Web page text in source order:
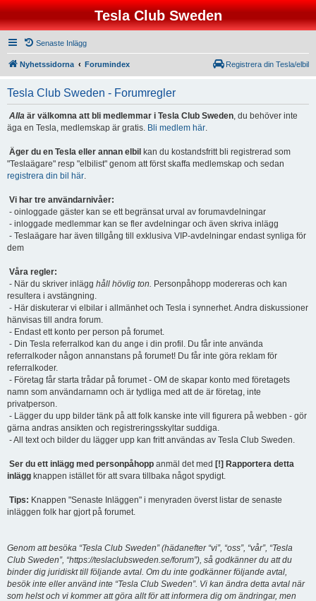
Tesla Club Sweden
Senaste Inlägg
Nyhetssidorna Forumindex Registrera din Tesla/elbil
Tesla Club Sweden - Forumregler
Alla är välkomna att bli medlemmar i Tesla Club Sweden, du behöver inte
äga en Tesla, medlemskap är gratis. Bli medlem här.
Äger du en Tesla eller annan elbil kan du kostandsfritt bli registrerad som
"Teslaägare" resp "elbilist" genom att först skaffa medlemskap och sedan
registrera din bil här.
Vi har tre användarnivåer:
- oinloggade gäster kan se ett begränsat urval av forumavdelningar
- inloggade medlemmar kan se fler avdelningar och även skriva inlägg
- Teslaägare har även tillgång till exklusiva VIP-avdelningar endast synliga för
dem
Våra regler:
- När du skriver inlägg håll hövlig ton. Personpåhopp modereras och kan
resultera i avstängning.
- Här diskuterar vi elbilar i allmänhet och Tesla i synnerhet. Andra diskussioner
hänvisas till andra forum.
- Endast ett konto per person på forumet.
- Din Tesla referralkod kan du ange i din profil. Du får inte använda
referralkoder någon annanstans på forumet! Du får inte göra reklam för
referralkoder.
- Företag får starta trådar på forumet - OM de skapar konto med företagets
namn som användarnamn och är tydliga med att de är företag, inte
privatperson.
- Lägger du upp bilder tänk på att folk kanske inte vill figurera på webben - gör
gärna andras ansikten och registreringsskyltar suddiga.
- All text och bilder du lägger upp kan fritt användas av Tesla Club Sweden.
Ser du ett inlägg med personpåhopp anmäl det med [!] Rapportera detta
inlägg knappen istället för att svara tillbaka något spydigt.
Tips: Knappen "Senaste Inläggen" i menyraden överst listar de senaste
inläggen folk har gjort på forumet.
Genom att besöka “Tesla Club Sweden” (hädanefter “vi”, “oss”, “vår”, “Tesla
Club Sweden”, “https://teslaclubsweden.se/forum”), så godkänner du att du
binder dig juridiskt till följande avtal. Om du inte godkänner följande avtal,
besök inte eller använd inte “Tesla Club Sweden”. Vi kan ändra detta avtal när
som helst och vi kommer att göra allt för att informera dig om ändringar, men